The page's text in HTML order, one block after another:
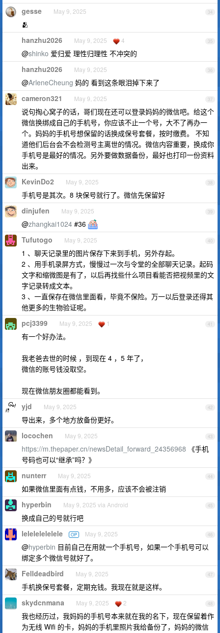
34
gesse May 9, 2025
🫂
35
hanzhu2026 May 9, 2025 4
@shinko 爱归爱 理性归理性 不冲突的
36
hanzhu2026 May 9, 2025
@ArleneCheung 妈的 看到这条眼泪掉下来了
37
cameron321 May 9, 2025
说句掏心窝子的话，哥们现在还可以登录妈妈的微信吧。给这个
微信换绑成自己的手机号，你应该不止一个号，大不了再办一
个。妈妈的手机号想保留的话换成保号套餐，按时缴费。 不知
道他们后台会不会检测号主离世的情况。微信内容重要，换成你
手机号是最好的情况。另外要做数据备份，最好也打印一份资料
出来。
38
KevinDo2 May 9, 2025
手机号是其次。8 块保号就行了。微信先保留好
39
dinjufen May 9, 2025
@zhangkai1024 #36
40
Tufutogo May 9, 2025
1 、聊天记录里的图片保存下来到手机，另外存起。
2 、用手机录屏方式，慢慢过一次与令堂的全部聊天记录。起码
文字和缩微图是有了，以后再找些什么项目看能否把视频里的文
字记录转成文本。
3 、一直保存在微信里面看，毕竟不保险。万一以后登录还得其
他更多的生物验证呢。
41
pcj3399 May 9, 2025 1
有一个好办法。
我老爸去世的时候 ，到现在 4 ，5 年了，
微信的账号钱没取空。
现在微信朋友圈都能看到。
42
yjd May 9, 2025
导出来，多个地方放备份更好。
43
locochen May 9, 2025
https://m.thepaper.cn/newsDetail_forward_24356968 《手机
号码也可以“继承”吗？》
44
nunterr May 9, 2025
如果微信里面有点钱，不用多，应该不会被注销
45
hyperbin May 9, 2025 via Android
换成自己的号就行吧
46
lelelelelelele OP May 9, 2025
@hyperbin 目前自己在用就一个手机号，如果一个手机号可以
绑定多个微信号就好了。
47
Felldeadbird May 9, 2025
手机换保号套餐，定期充钱。我现在就是这样。
48
skydcnmana May 9, 2025 2
我也经历过，我妈妈的手机号本来就在我的名下，现在保留着作
为无线 Wifi 的卡，妈妈的手机里照片我给备份了，妈妈的微信